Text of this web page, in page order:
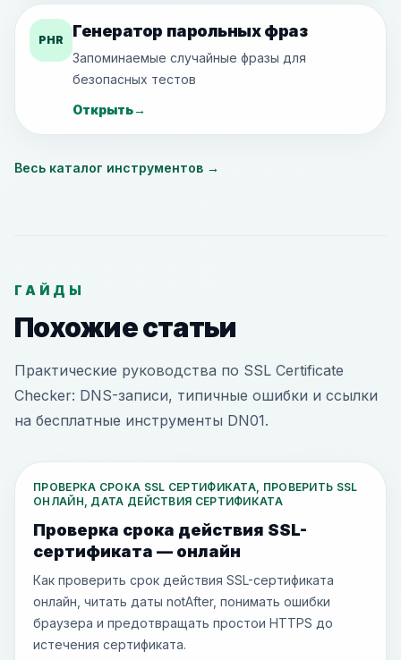
PHR Генератор парольных фраз
Запоминаемые случайные фразы для
безопасных тестов
Открыть→
Весь каталог инструментов →
ГАЙДЫ
Похожие статьи
Практические руководства по SSL Certificate
Checker: DNS-записи, типичные ошибки и ссылки
на бесплатные инструменты DN01.
ПРОВЕРКА СРОКА SSL СЕРТИФИКАТА, ПРОВЕРИТЬ SSL
ОНЛАЙН, ДАТА ДЕЙСТВИЯ СЕРТИФИКАТА
Проверка срока действия SSL-
сертификата — онлайн
Как проверить срок действия SSL-сертификата
онлайн, читать даты notAfter, понимать ошибки
браузера и предотвращать простои HTTPS до
истечения сертификата.